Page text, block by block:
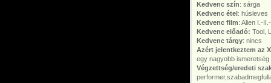
Kedvenc szín: sárga
Kedvenc étel: húsleves
Kedvenc film: Alien I.-
Kedvenc előadó: Tool,
Kedvenc tárgy: nincs
Azért jelentkeztem az
egy nagyobb
Végzettség/eredeti